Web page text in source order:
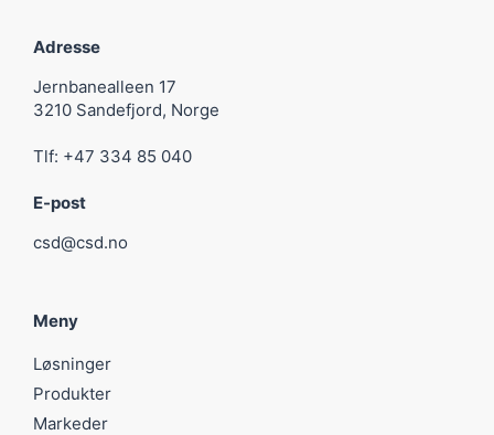
Adresse
Jernbanealleen 17
3210 Sandefjord, Norge
Tlf: +47 334 85 040
E-post
csd@csd.no
Meny
Løsninger
Produkter
Markeder